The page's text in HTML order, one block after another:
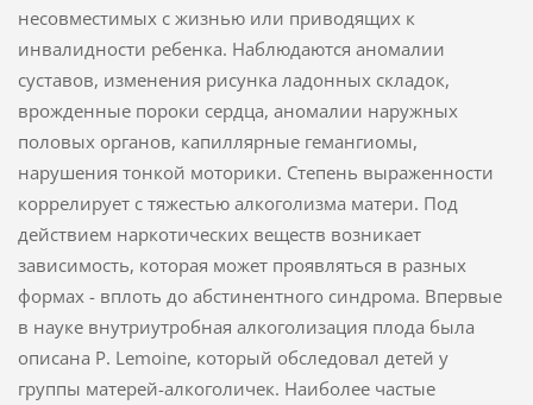
несовместимых с жизнью или приводящих к
инвалидности ребенка. Наблюдаются аномалии
суставов, изменения рисунка ладонных складок,
врожденные пороки сердца, аномалии наружных
половых органов, капиллярные гемангиомы,
нарушения тонкой моторики. Степень выраженности
коррелирует с тяжестью алкоголизма матери. Под
действием наркотических веществ возникает
зависимость, которая может проявляться в разных
формах - вплоть до абстинентного синдрома. Впервые
в науке внутриутробная алкоголизация плода была
описана P. Lemoine, который обследовал детей у
группы матерей-алкоголичек. Наиболее частые